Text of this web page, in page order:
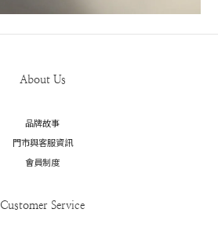
About Us
品牌故事
門市與客服資訊
會員制度
Customer Service